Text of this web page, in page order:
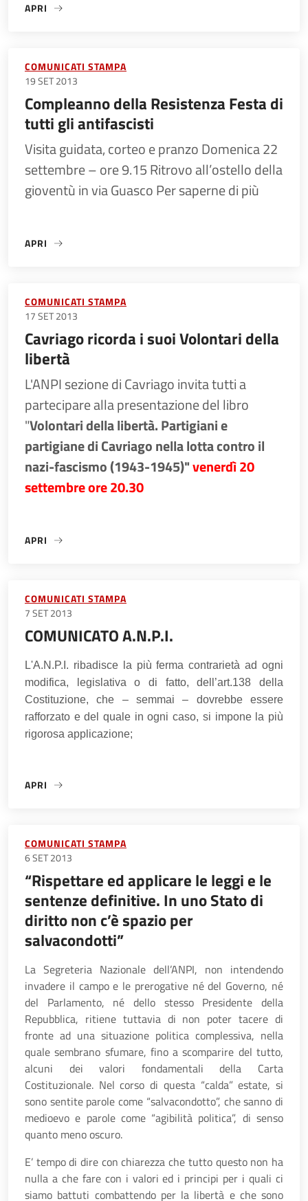
APRI
«LA COSTITUZIONE È UN BENE DI TUTTI! VA ATTUATA, NON
COMUNICATI STAMPA
19 SET 2013
Compleanno della Resistenza Festa di
tutti gli antifascisti
Visita guidata, corteo e pranzo Domenica 22
settembre – ore 9.15 Ritrovo all’ostello della
gioventù in via Guasco Per saperne di più
APRI
«COMPLEANNO DELLA RESISTENZA FESTA DI TUTTI GLI
COMUNICATI STAMPA
17 SET 2013
Cavriago ricorda i suoi Volontari della
libertà
L'ANPI sezione di Cavriago invita tutti a
partecipare alla presentazione del libro
"Volontari della libertà. Partigiani e
partigiane di Cavriago nella lotta contro il
nazi-fascismo (1943-1945)"venerdì 20
settembre ore 20.30
APRI
«CAVRIAGO RICORDA I SUOI VOLONTARI DELLA LIBERTÀ»
COMUNICATI STAMPA
7 SET 2013
COMUNICATO A.N.P.I.
L'A.N.P.I. ribadisce la più ferma contrarietà ad ogni
modifica, legislativa o di fatto, dell’art.138 della
Costituzione, che – semmai – dovrebbe essere
rafforzato e del quale in ogni caso, si impone la più
rigorosa applicazione;
APRI
«COMUNICATO A.N.P.I.»
COMUNICATI STAMPA
6 SET 2013
“Rispettare ed applicare le leggi e le
sentenze definitive. In uno Stato di
diritto non c’è spazio per
salvacondotti”
La Segreteria Nazionale dell’ANPI, non intendendo
invadere il campo e le prerogative né del Governo, né
del Parlamento, né dello stesso Presidente della
Repubblica, ritiene tuttavia di non poter tacere di
fronte ad una situazione politica complessiva, nella
quale sembrano sfumare, fino a scomparire del tutto,
alcuni dei valori fondamentali della Carta
Costituzionale. Nel corso di questa “calda” estate, si
sono sentite parole come “salvacondotto”, che sanno di
medioevo e parole come “agibilità politica”, di senso
quanto meno oscuro.
E’ tempo di dire con chiarezza che tutto questo non ha
nulla a che fare con i valori ed i principi per i quali ci
siamo battuti combattendo per la libertà e che sono